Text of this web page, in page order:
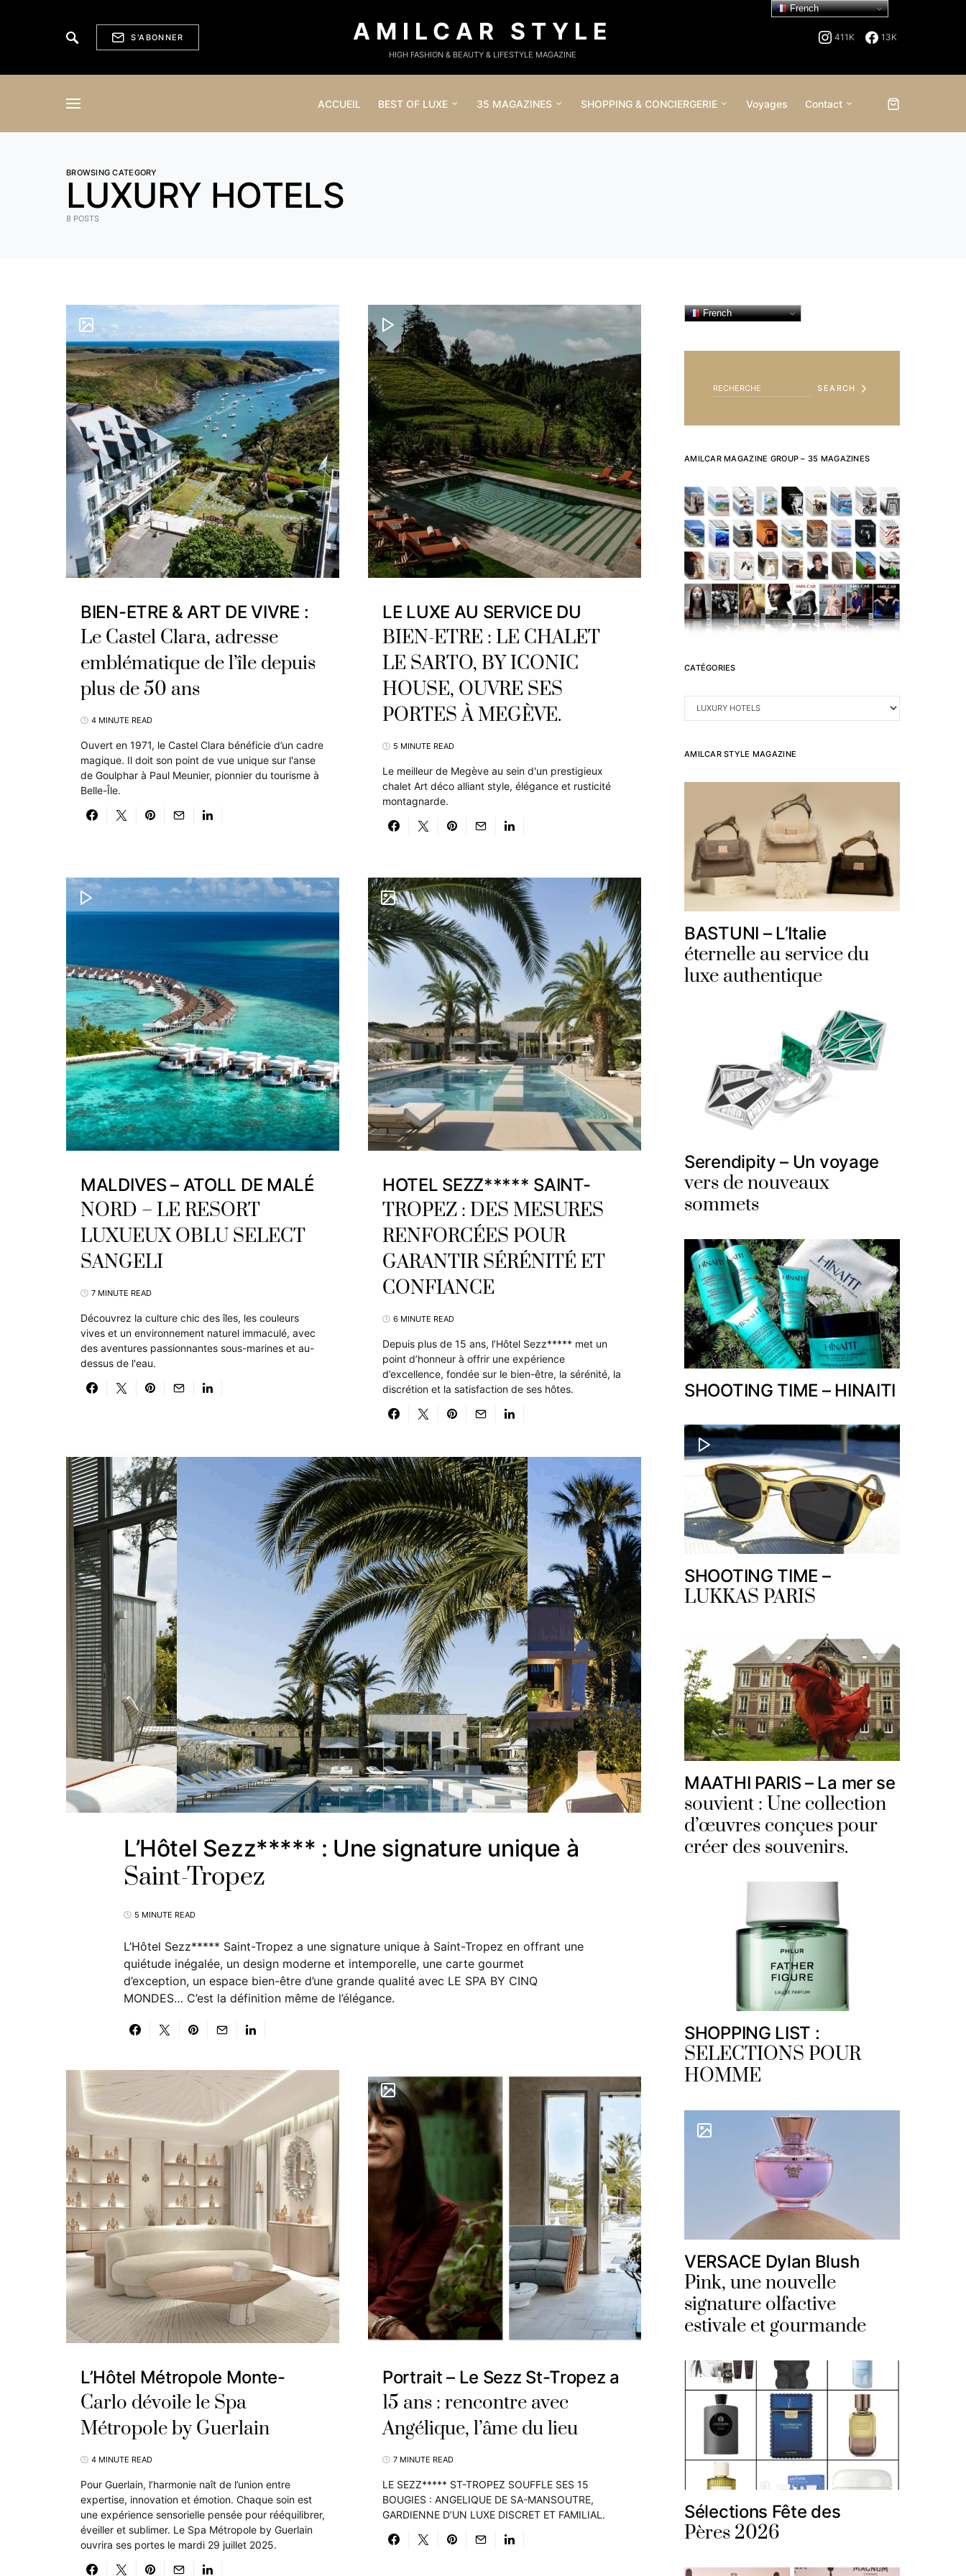
S'ABONNER AMILCAR STYLE
HIGH FASHION & BEAUTY & LIFESTYLE MAGAZINE
411K 13K
ACCUEIL BEST OF LUXE 35 MAGAZINES SHOPPING & CONCIERGERIE Voyages Contact
BROWSING CATEGORY
LUXURY HOTELS
8 POSTS
BIEN-ETRE & ART DE VIVRE :
Le Castel Clara, adresse
emblématique de l’île depuis
plus de 50 ans
4 MINUTE READ
Ouvert en 1971, le Castel Clara bénéficie d’un cadre
magique. Il doit son point de vue unique sur l'anse
de Goulphar à Paul Meunier, pionnier du tourisme à
Belle-Île.
LE LUXE AU SERVICE DU
BIEN-ETRE : LE CHALET
LE SARTO, BY ICONIC
HOUSE, OUVRE SES
PORTES À MEGÈVE.
5 MINUTE READ
Le meilleur de Megève au sein d'un prestigieux
chalet Art déco alliant style, élégance et rusticité
montagnarde.
MALDIVES – ATOLL DE MALÉ
NORD – LE RESORT
LUXUEUX OBLU SELECT
SANGELI
7 MINUTE READ
Découvrez la culture chic des îles, les couleurs
vives et un environnement naturel immaculé, avec
des aventures passionnantes sous-marines et au-
dessus de l'eau.
HOTEL SEZZ***** SAINT-
TROPEZ : DES MESURES
RENFORCÉES POUR
GARANTIR SÉRÉNITÉ ET
CONFIANCE
6 MINUTE READ
Depuis plus de 15 ans, l’Hôtel Sezz***** met un
point d’honneur à offrir une expérience
d’excellence, fondée sur le bien-être, la sérénité, la
discrétion et la satisfaction de ses hôtes.
L’Hôtel Sezz***** : Une signature unique à
Saint-Tropez
5 MINUTE READ
L’Hôtel Sezz***** Saint-Tropez a une signature unique à Saint-Tropez en offrant une
quiétude inégalée, un design moderne et intemporelle, une carte gourmet
d’exception, un espace bien-être d’une grande qualité avec LE SPA BY CINQ
MONDES… C’est la définition même de l’élégance.
L’Hôtel Métropole Monte-
Carlo dévoile le Spa
Métropole by Guerlain
4 MINUTE READ
Pour Guerlain, l’harmonie naît de l’union entre
expertise, innovation et émotion. Chaque soin est
une expérience sensorielle pensée pour rééquilibrer,
éveiller et sublimer. Le Spa Métropole by Guerlain
ouvrira ses portes le mardi 29 juillet 2025.
Portrait – Le Sezz St-Tropez a
15 ans : rencontre avec
Angélique, l’âme du lieu
7 MINUTE READ
LE SEZZ***** ST-TROPEZ SOUFFLE SES 15
BOUGIES : ANGELIQUE DE SA-MANSOUTRE,
GARDIENNE D’UN LUXE DISCRET ET FAMILIAL.
French
SEARCH
AMILCAR MAGAZINE GROUP – 35 MAGAZINES
CATÉGORIES
AMILCAR STYLE MAGAZINE
BASTUNI – L’Italie
éternelle au service du
luxe authentique
Serendipity – Un voyage
vers de nouveaux
sommets
SHOOTING TIME – HINAITI
SHOOTING TIME –
LUKKAS PARIS
MAATHI PARIS – La mer se
souvient : Une collection
d’œuvres conçues pour
créer des souvenirs.
SHOPPING LIST :
SELECTIONS POUR
HOMME
VERSACE Dylan Blush
Pink, une nouvelle
signature olfactive
estivale et gourmande
Sélections Fête des
Pères 2026
French